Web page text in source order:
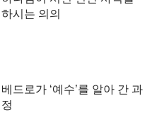
에 나타나 사역하는지 아
의 예언에는 ‘한 남자 아
은 임마누엘이라 하리
수’라는 이름을 언급하지
단어가 전혀 없는데도
하시는 의의
베드로가 ‘예수’를 알아 간 과
정